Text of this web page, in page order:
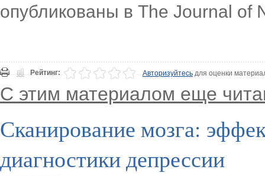
опубликованы в The Journal of
Рейтинг: Авторизуйтесьдля оценки
С этим материалом еще
Сканирование мозга:
диагностики депрессии